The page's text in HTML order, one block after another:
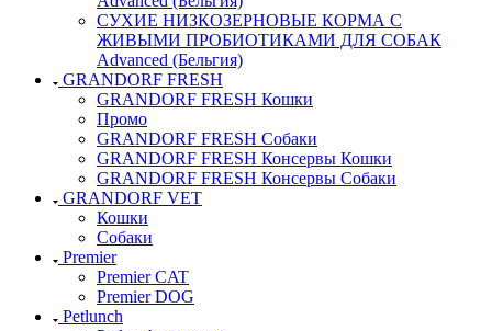
СУХИЕ НИЗКОЗЕРНОВЫЕ КОРМА С
ЖИВЫМИ ПРОБИОТИКАМИ ДЛЯ СОБАК
Advanced (Бельгия)
GRANDORF FRESH
GRANDORF FRESH Кошки
Промо
GRANDORF FRESH Собаки
GRANDORF FRESH Консервы Кошки
GRANDORF FRESH Консервы Собаки
GRANDORF VET
Кошки
Собаки
Premier
Premier CAT
Premier DOG
Petlunch